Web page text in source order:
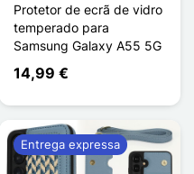
Protetor de ecrã de vidro
temperado para
Samsung Galaxy A55 5G
14,99 €
Entrega expressa